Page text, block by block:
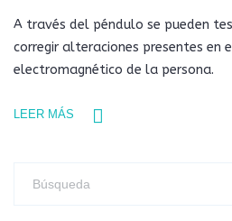
A través del péndulo se pueden
corregir alteraciones presentes en
electromagnético de la persona.
LEER MÁS